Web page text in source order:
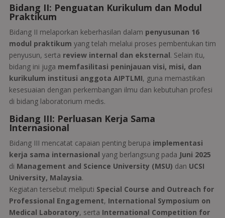
Bidang II: Penguatan Kurikulum dan Modul
Praktikum
Bidang II melaporkan keberhasilan dalam penyusunan 16
modul praktikum yang telah melalui proses pembentukan tim
penyusun, serta review internal dan eksternal. Selain itu,
bidang ini juga memfasilitasi peninjauan visi, misi, dan
kurikulum institusi anggota AIPTLMI, guna memastikan
kesesuaian dengan perkembangan ilmu dan kebutuhan profesi
di bidang laboratorium medis.
Bidang III: Perluasan Kerja Sama
Internasional
Bidang III mencatat capaian penting berupa implementasi
kerja sama internasional yang berlangsung pada Juni 2025
di Management and Science University (MSU) dan UCSI
University, Malaysia.
Kegiatan tersebut meliputi Special Course and Outreach for
Professional Engagement, International Symposium on
Medical Laboratory, serta International Competition for